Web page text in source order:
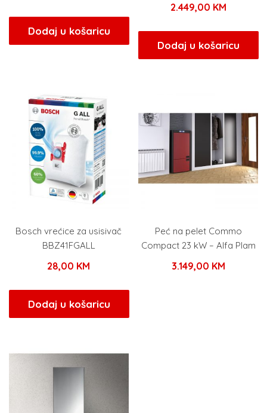
Dodaj u košaricu
2.449,00 KM
Dodaj u košaricu
Bosch vrećice za usisivač
BBZ41FGALL
28,00 KM
Dodaj u košaricu
Peć na pelet Commo
Compact 23 kW – Alfa Plam
3.149,00 KM